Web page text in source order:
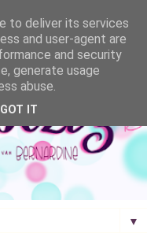
▼
to deliver its services
and user-agent are
and security
generate usage
abuse.
GOT IT